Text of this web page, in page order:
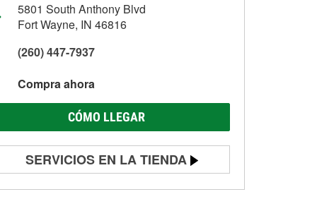
5801 South Anthony Blvd
Fort Wayne, IN 46816
(260) 447-7937
Compra ahora
CÓMO LLEGAR
SERVICIOS EN LA TIENDA
Prueba de batería